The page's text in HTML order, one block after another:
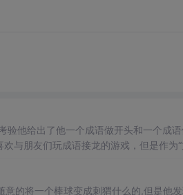
他给出了他一个成语做开头和一个成语
与朋友们玩成语接龙的游戏，但是作为“
备之中。
的将一个棒球变成刺猬什么的,但是他发